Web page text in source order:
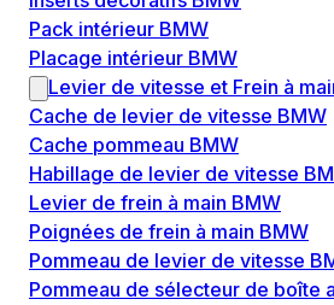
Pack intérieur BMW
Placage intérieur BMW
Levier de vitesse et Frein à
Cache de levier de vitesse BMW
Cache pommeau BMW
Habillage de levier de vitesse
Levier de frein à main BMW
Poignées de frein à main BMW
Pommeau de levier de vitesse
Pommeau de sélecteur de boîte